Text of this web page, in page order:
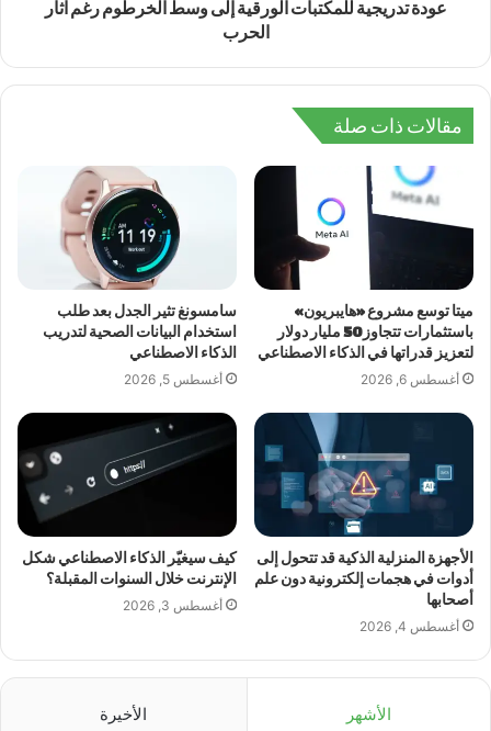
عودة تدريجية للمكتبات الورقية إلى وسط الخرطوم رغم آثار
الحرب
مقالات ذات صلة
ميتا توسع مشروع «هايبريون»
باستثمارات تتجاوز 50 مليار دولار
لتعزيز قدراتها في الذكاء الاصطناعي
أغسطس 6, 2026
سامسونغ تثير الجدل بعد طلب
استخدام البيانات الصحية لتدريب
الذكاء الاصطناعي
أغسطس 5, 2026
الأجهزة المنزلية الذكية قد تتحول إلى
أدوات في هجمات إلكترونية دون علم
أصحابها
أغسطس 4, 2026
كيف سيغيّر الذكاء الاصطناعي شكل
الإنترنت خلال السنوات المقبلة؟
أغسطس 3, 2026
الأشهر الأخيرة